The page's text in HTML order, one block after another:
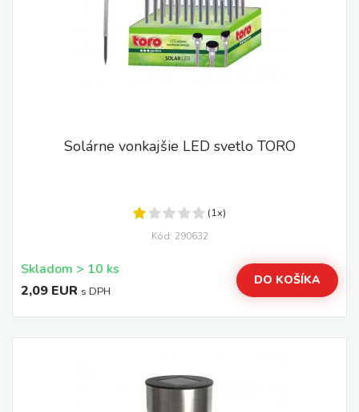
Solárne vonkajšie LED svetlo TORO
(1x)
Kód: 290632
Skladom > 10 ks
2,09 EUR s DPH
DO KOŠÍKA